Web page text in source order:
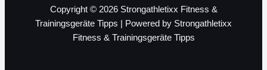
Copyright © 2026 Strongathletixx Fitness &
Trainingsgeräte Tipps | Powered by Strongathletixx
Fitness & Trainingsgeräte Tipps